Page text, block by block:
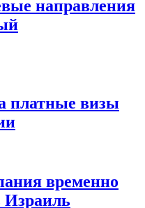
направления
платные визы
временно
Израиль